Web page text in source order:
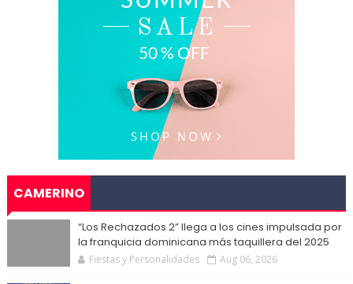
CAMERINO
“Los Rechazados 2” llega a los cines impulsada por
la franquicia dominicana más taquillera del 2025
Fiestas y Personalidades Aug 06, 2026